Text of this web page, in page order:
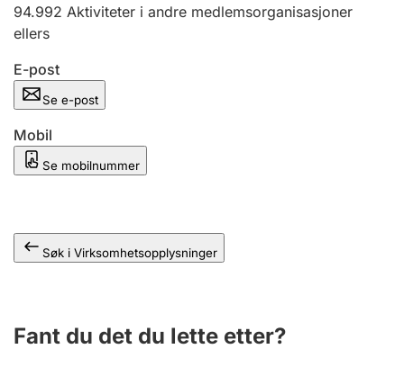
94.992 Aktiviteter i andre medlemsorganisasjoner
ellers
E-post
Se e-post
Mobil
Se mobilnummer
Søk i Virksomhetsopplysninger
Fant du det du lette etter?